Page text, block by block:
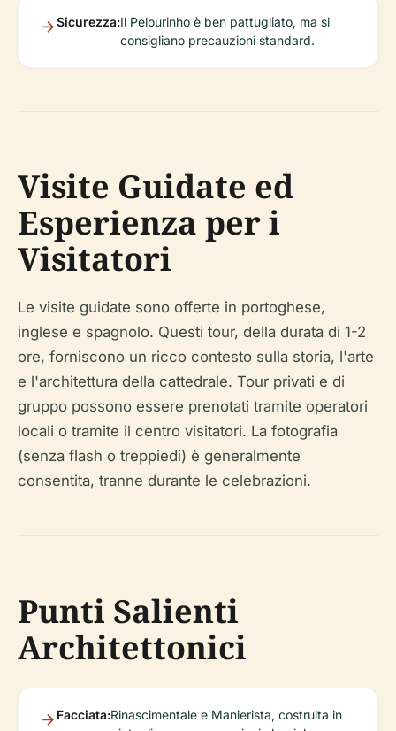
Sicurezza:Il Pelourinho è ben pattugliato, ma si
consigliano precauzioni standard.
Visite Guidate ed
Esperienza per i
Visitatori
Le visite guidate sono offerte in portoghese,
inglese e spagnolo. Questi tour, della durata di 1-2
ore, forniscono un ricco contesto sulla storia, l'arte
e l'architettura della cattedrale. Tour privati e di
gruppo possono essere prenotati tramite operatori
locali o tramite il centro visitatori. La fotografia
(senza flash o treppiedi) è generalmente
consentita, tranne durante le celebrazioni.
Punti Salienti
Architettonici
Facciata:Rinascimentale e Manierista, costruita in